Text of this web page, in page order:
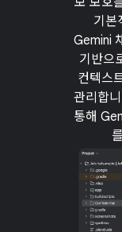
기본
Gemini
기반으
컨텍스
관리합
통해